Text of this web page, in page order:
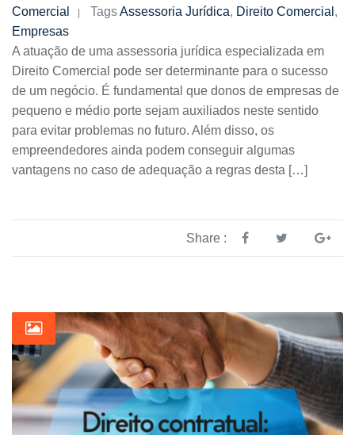
Comercial
TagsAssessoria Jurídica, Direito Comercial ,
Empresas
A atuação de uma assessoria jurídica especializada em
Direito Comercial pode ser determinante para o sucesso
de um negócio. É fundamental que donos de empresas de
pequeno e médio porte sejam auxiliados neste sentido
para evitar problemas no futuro. Além disso, os
empreendedores ainda podem conseguir algumas
vantagens no caso de adequação a regras desta […]
Share :